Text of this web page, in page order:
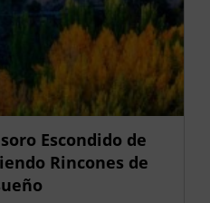
Escondido de
Rincones de